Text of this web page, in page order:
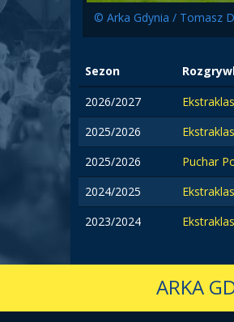
© Arka Gdynia / Tomasz
Sezon
2026/2027
2025/2026
2025/2026
Puchar
2024/2025
2023/2024
ARKA